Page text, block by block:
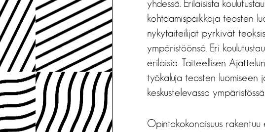
yhdessä. Erilaisista
kohtaamispaikkoja teosten
nykytaiteilijat pyrkivät
ympäristöönsä. Eri
erilaisia. Taiteellisen
työkaluja teosten luomiseen
keskustelevassa
Opintokokonaisuus rakentuu